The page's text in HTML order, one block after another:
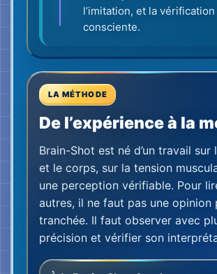
À la Brain-Shot Academy, nous
visible dans la mâchoire, les
signification dans le contexte.
Le corps est devenu